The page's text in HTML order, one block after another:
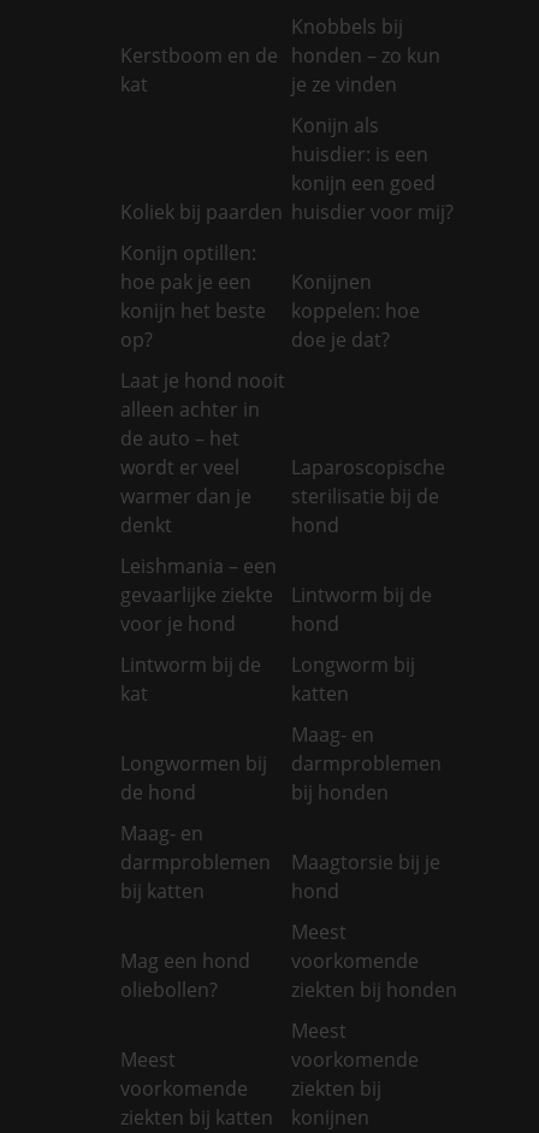
Kerstboom en de
kat
Knobbels bij
honden – zo kun
je ze vinden
Koliek bij paarden
Konijn als
huisdier: is een
konijn een goed
huisdier voor mij?
Konijn optillen:
hoe pak je een
konijn het beste
op?
Konijnen
koppelen: hoe
doe je dat?
Laat je hond nooit
alleen achter in
de auto – het
wordt er veel
warmer dan je
denkt
Laparoscopische
sterilisatie bij de
hond
Leishmania – een
gevaarlijke ziekte
voor je hond
Lintworm bij de
hond
Lintworm bij de
kat
Longworm bij
katten
Longwormen bij
de hond
Maag- en
darmproblemen
bij honden
Maag- en
darmproblemen
bij katten
Maagtorsie bij je
hond
Mag een hond
oliebollen?
Meest
voorkomende
ziekten bij honden
Meest
voorkomende
ziekten bij katten
Meest
voorkomende
ziekten bij
konijnen